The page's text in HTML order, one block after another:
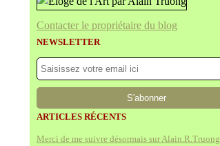
Contacter le propriétaire du blog
NEWSLETTER
ARTICLES RÉCENTS
Merci de me suivre désormais sur Alain.R.Truong